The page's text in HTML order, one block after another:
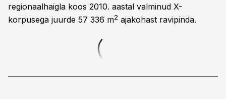
regionaalhaigla koos 2010. aastal valminud X-
korpusega juurde 57 336 m2 ajakohast ravipinda.